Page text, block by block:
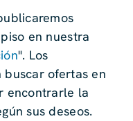
en nuestra
". Los
ofertas en
encontrarle la
sus deseos.